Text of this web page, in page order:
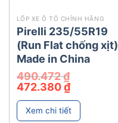
LỐP XE Ô TÔ CHÍNH HÃNG
Pirelli 235/55R19
(Run Flat chống xịt)
Made in China
490.472₫
Giá
gốc
là:
490.472 ₫.
472.380₫Giá
hiện
tại
là:
472.380 ₫.
Xem chi tiết